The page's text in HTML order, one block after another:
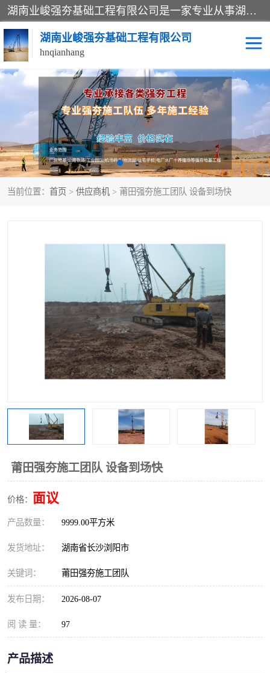
湖南业峻强夯基础工程有限公司是一家专业从事湖南强夯基础工程、强夯机租赁，地基处理的施工单位。业务覆盖：湖南、广东，江西等地。可承接1000KN.m-25000KN.m强夯（置换）工程。公司创始人是国内较早期从事强夯施工的建设者，经过多年的一步一个脚印的发展，在行业内具有较高的度和良好的口碑。
湖南业峻强夯基础工程有限公司
hnqianhang
当前位置： 首页 > 供应商机 > 莆田强夯施工团队 设备到场快
莆田强夯施工团队 设备到场快
价格： 面议
产品数量： 9999.00平方米
发货地址： 湖南省长沙浏阳市
关键词： 莆田强夯施工团队
发布日期： 2026-08-07
阅 读 量： 97
产品描述
强夯施工案例 强夯机租赁
强夯施工工程 强夯施工队伍
强夯队伍